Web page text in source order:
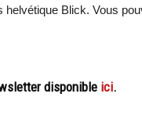
helvétique Blick. Vous
disponible ici.